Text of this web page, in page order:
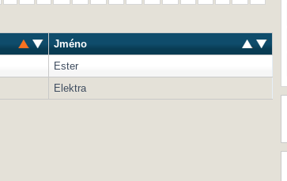
Jméno
Ester
Elektra